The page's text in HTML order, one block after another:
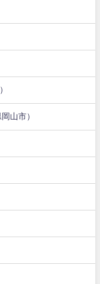
山市）